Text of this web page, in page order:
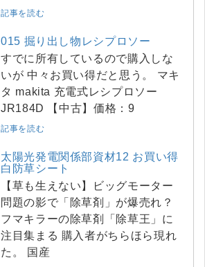
記事を読む
015 掘り出し物レシプロソー
すでに所有しているので購入しな
いが 中々お買い得だと思う。 マキ
タ makita 充電式レシプロソー
JR184D 【中古】価格：9
記事を読む
太陽光発電関係部資材12 お買い得
白防草シート
【草も生えない】ビッグモーター
問題の影で「除草剤」が爆売れ？
フマキラーの除草剤「除草王」に
注目集まる 購入者がちらほら現れ
た。 国産